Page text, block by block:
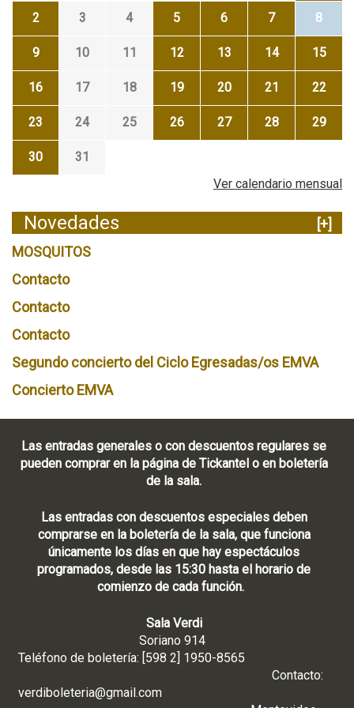
2 3 4 5 6 7 8
9 10 11 12 13 14 15
16 17 18 19 20 21 22
23 24 25 26 27 28 29
30
31
Ver calendario mensual
Novedades
[+]
MOSQUITOS
Contacto
Contacto
Contacto
Segundo concierto del Ciclo Egresadas/os EMVA
Concierto EMVA
Las entradas generales o con descuentos regulares se
pueden comprar en la página de Tickantel o en boletería
de la sala.
Las entradas con descuentos especiales deben
comprarse en la boletería de la sala, que funciona
únicamente los días en que hay espectáculos
programados, desde las 15:30 hasta el horario de
comienzo de cada función.
Sala Verdi
Soriano 914
Teléfono de boletería: [598 2] 1950-8565
Contacto:
verdiboleteria@gmail.com